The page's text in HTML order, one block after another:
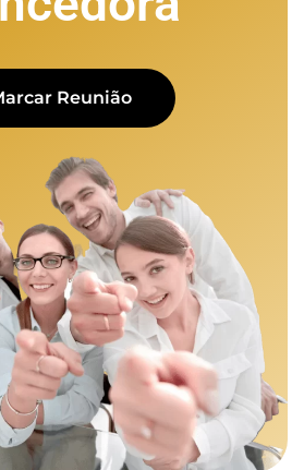
Reunião